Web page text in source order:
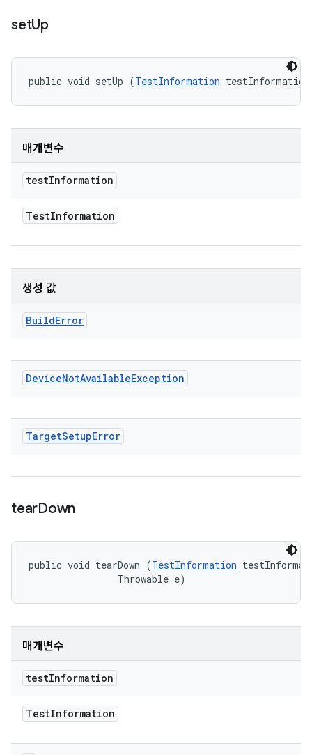
setUp
public void setUp (TestInformation
매개변수
testInformation
TestInformation
생성 값
BuildError
DeviceNotAvailableException
TargetSetupError
tearDown
public void tearDown (TestInformation
                Throwable e)
매개변수
testInformation
TestInformation